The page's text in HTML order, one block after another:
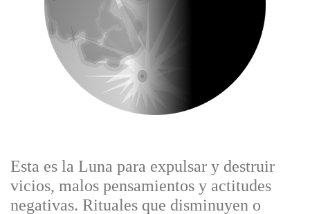
Esta es la Luna para expulsar y destruir
vicios, malos pensamientos y actitudes
negativas. Rituales que disminuyen o